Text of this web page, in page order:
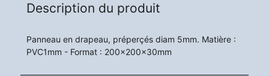
Description du produit
Panneau en drapeau, préperçés diam 5mm. Matière :
PVC1mm - Format : 200x200x30mm